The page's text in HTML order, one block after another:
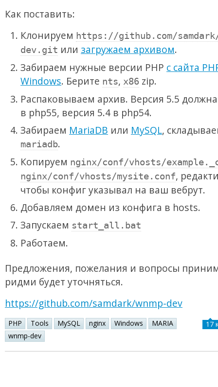
Как поставить:
Клонируем https://github.com/samdark/
dev.git или загружаем архивом.
Забираем нужные версии PHP с сайта
Windows. Берите nts, x86 zip.
Распаковываем архив. Версия 5.5 должна
в php55, версия 5.4 в php54.
Забираем MariaDB или MySQL,
mariadb.
Копируем nginx/conf/vhosts/
nginx/conf/vhosts/mysite.conf,
чтобы конфиг указывал на ваш вебрут.
Добавляем домен из конфига в hosts.
Запускаем start_all.bat
Работаем.
Предложения, пожелания и вопросы
ридми будет уточняться.
https://github.com/samdark/wnmp-dev
PHP Tools MySQL nginx Windows
MARIA
wnmp-dev
17